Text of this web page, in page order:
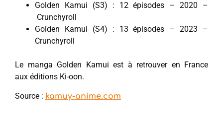
Golden Kamui (S3) : 12 épisodes – 2020 –
Crunchyroll
Golden Kamui (S4) : 13 épisodes – 2023 –
Crunchyroll
Le manga Golden Kamui est à retrouver en France
aux éditions Ki-oon.
Source : kamuy-anime.com